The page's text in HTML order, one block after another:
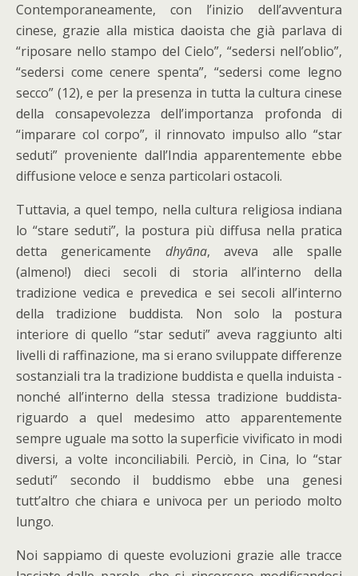
Contemporaneamente, con l’inizio dell’avventura
cinese, grazie alla mistica daoista che già parlava di
“riposare nello stampo del Cielo”, “sedersi nell’oblio”,
“sedersi come cenere spenta”, “sedersi come legno
secco” (12), e per la presenza in tutta la cultura cinese
della consapevolezza dell’importanza profonda di
“imparare col corpo”, il rinnovato impulso allo “star
seduti” proveniente dall’India apparentemente ebbe
diffusione veloce e senza particolari ostacoli.
Tuttavia, a quel tempo, nella cultura religiosa indiana
lo “stare seduti”, la postura più diffusa nella pratica
detta genericamente dhyāna, aveva alle spalle
(almeno!) dieci secoli di storia all’interno della
tradizione vedica e prevedica e sei secoli all’interno
della tradizione buddista. Non solo la postura
interiore di quello “star seduti” aveva raggiunto alti
livelli di raffinazione, ma si erano sviluppate differenze
sostanziali tra la tradizione buddista e quella induista -
nonché all’interno della stessa tradizione buddista-
riguardo a quel medesimo atto apparentemente
sempre uguale ma sotto la superficie vivificato in modi
diversi, a volte inconciliabili. Perciò, in Cina, lo “star
seduti” secondo il buddismo ebbe una genesi
tutt’altro che chiara e univoca per un periodo molto
lungo.
Noi sappiamo di queste evoluzioni grazie alle tracce